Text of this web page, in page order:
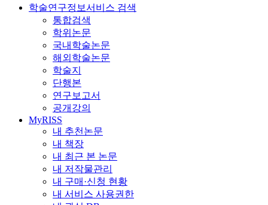
학술연구정보서비스 검색
통합검색
학위논문
국내학술논문
해외학술논문
학술지
단행본
연구보고서
공개강의
MyRISS
내 추천논문
내 책장
내 최근 본 논문
내 저작물관리
내 구매·신청 현황
내 서비스 사용권한